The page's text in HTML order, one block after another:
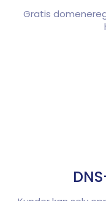
Gratis